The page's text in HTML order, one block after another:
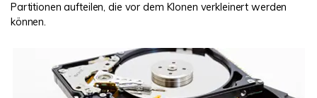
Partitionen aufteilen, die vor dem Klonen verkleinert werden
können.